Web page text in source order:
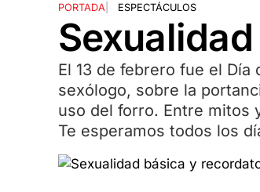
PORTADA ESPECTÁCULOS
El 13 de febrero fue el Día
sexólogo, sobre la
uso del forro. Entre mitos
Te esperamos todos los